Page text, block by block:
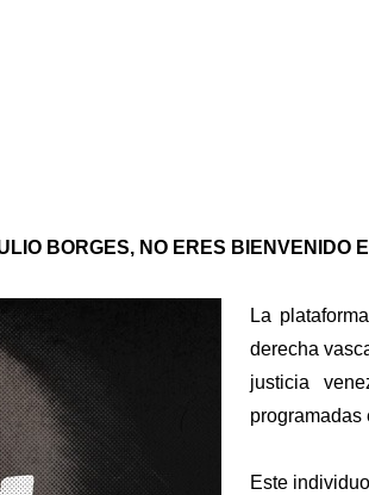
BORGES, NO ERES BIENVENIDO
La
derecha
justicia
programadas
Este